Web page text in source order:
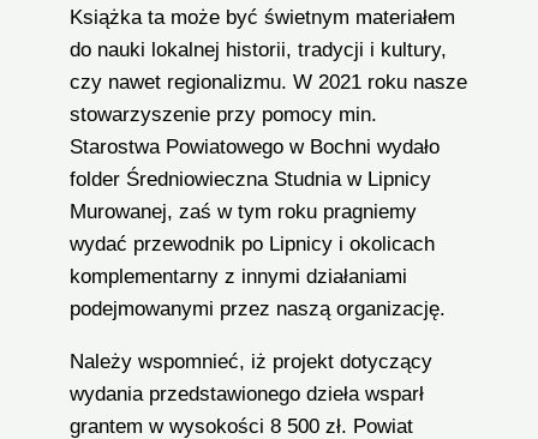
Książka ta może być świetnym materiałem
do nauki lokalnej historii, tradycji i kultury,
czy nawet regionalizmu. W 2021 roku nasze
stowarzyszenie przy pomocy min.
Starostwa Powiatowego w Bochni wydało
folder Średniowieczna Studnia w Lipnicy
Murowanej, zaś w tym roku pragniemy
wydać przewodnik po Lipnicy i okolicach
komplementarny z innymi działaniami
podejmowanymi przez naszą organizację.
Należy wspomnieć, iż projekt dotyczący
wydania przedstawionego dzieła wsparł
grantem w wysokości 8 500 zł. Powiat